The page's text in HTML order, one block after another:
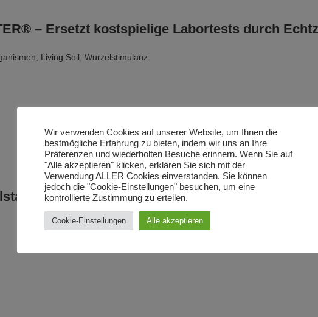
– Ersetzt kostspielige Labortests durch
Living Soil Wurzelstimulanz
Wir verwenden Cookies auf unserer Website, um Ihnen die
bestmögliche Erfahrung zu bieten, indem wir uns an Ihre
Präferenzen und wiederholten Besuche erinnern. Wenn Sie auf
"Alle akzeptieren" klicken, erklären Sie sich mit der
Verwendung ALLER Cookies einverstanden. Sie können
jedoch die "Cookie-Einstellungen" besuchen, um eine
kontrollierte Zustimmung zu erteilen.
Cookie-Einstellungen Alle akzeptieren